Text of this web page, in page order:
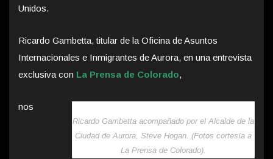
Unidos.
Ricardo Gambetta, titular de la Oficina de Asuntos
Internacionales e Inmigrantes de Aurora, en una entrevista
exclusiva con La Prensa de Colorado,
Ricardo Gambetta acompañado por el Alcalde de la
Ciudad de Aurora, Steve Hogan. (Fotos cortesía a
La Prensa de Colorado).
nos